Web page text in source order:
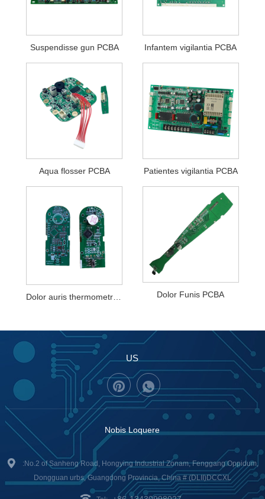
Suspendisse gun PCBA Infantem vigilantia PCBA
Aqua flosser PCBA Patientes vigilantia PCBA
Dolor Funis PCBA
US
Nobis Loquere
:No.2 of Sanheng Road, Hongying Industrial Zonam, Fenggang Oppidum,
Dongguan urbs, Guangdong Provincia, China # (DLII)DCCXL